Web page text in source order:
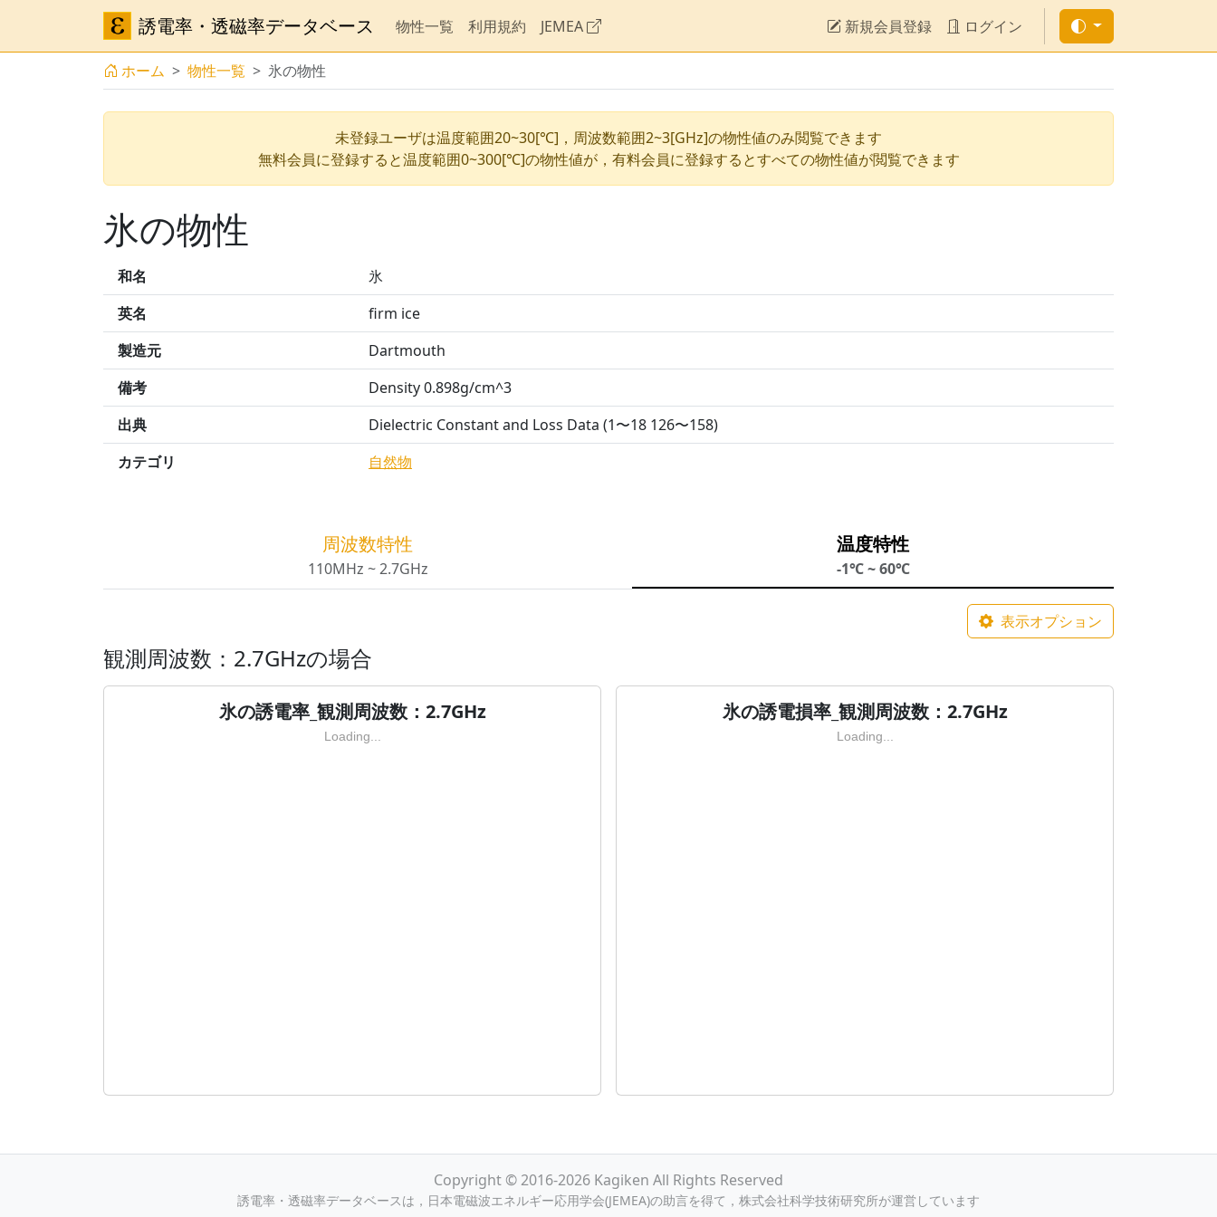
誘電率・透磁率データベース 物性一覧 利用規約 JEMEA 新規会員登録 ログイン
ホーム 物性一覧 氷の物性
未登録ユーザは温度範囲20~30[℃]，周波数範囲2~3[GHz]の物性値のみ閲覧できます
無料会員に登録すると温度範囲0~300[℃]の物性値が，有料会員に登録するとすべての物性値が閲覧できます
氷の物性
和名
氷
英名
firm ice
製造元
Dartmouth
備考
Density 0.898g/cm^3
出典
Dielectric Constant and Loss Data (1〜18 126〜158)
カテゴリ
自然物
周波数特性
110MHz ~ 2.7GHz
温度特性
-1℃ ~ 60℃
表示オプション
観測周波数：2.7GHzの場合
氷の誘電率_観測周波数：2.7GHz
Loading...
氷の誘電損率_観測周波数：2.7GHz
Loading...
Copyright © 2016-2026 Kagiken All Rights Reserved
誘電率・透磁率データベースは，日本電磁波エネルギー応用学会(JEMEA)の助言を得て，株式会社科学技術研究所が運営しています